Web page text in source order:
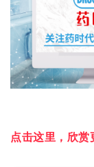
点击这里，欣赏